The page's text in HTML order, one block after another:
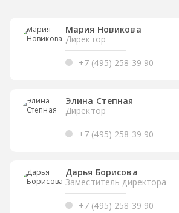
Мария Новикова
Директор
+7 (495) 258 39 90
Элина Степная
Директор
+7 (495) 258 39 90
Дарья Борисова
Заместитель директора
+7 (495) 258 39 90